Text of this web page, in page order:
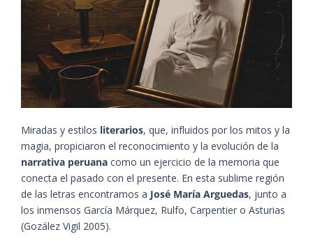
Miradas y estilos literarios, que, influidos por los mitos y la
magia, propiciaron el reconocimiento y la evolución de la
narrativa peruana como un ejercicio de la memoria que
conecta el pasado con el presente. En esta sublime región
de las letras encontramos a José María Arguedas, junto a
los inmensos García Márquez, Rulfo, Carpentier o Asturias​
(Gozález Vigil 2005)​.